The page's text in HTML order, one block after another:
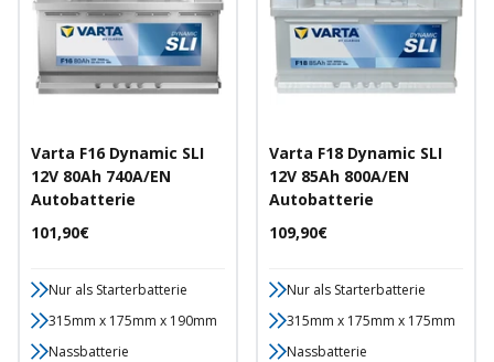
Varta F16 Dynamic SLI
12V 80Ah 740A/EN
Autobatterie
Angebotspreis
101,90€
Nur als Starterbatterie
315mm x 175mm x 190mm
Nassbatterie
Varta F18 Dynamic SLI
12V 85Ah 800A/EN
Autobatterie
Angebotspreis
109,90€
Nur als Starterbatterie
315mm x 175mm x 175mm
Nassbatterie